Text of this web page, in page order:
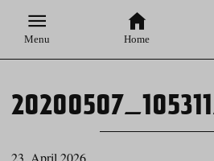
Menu Home
23. April 2026